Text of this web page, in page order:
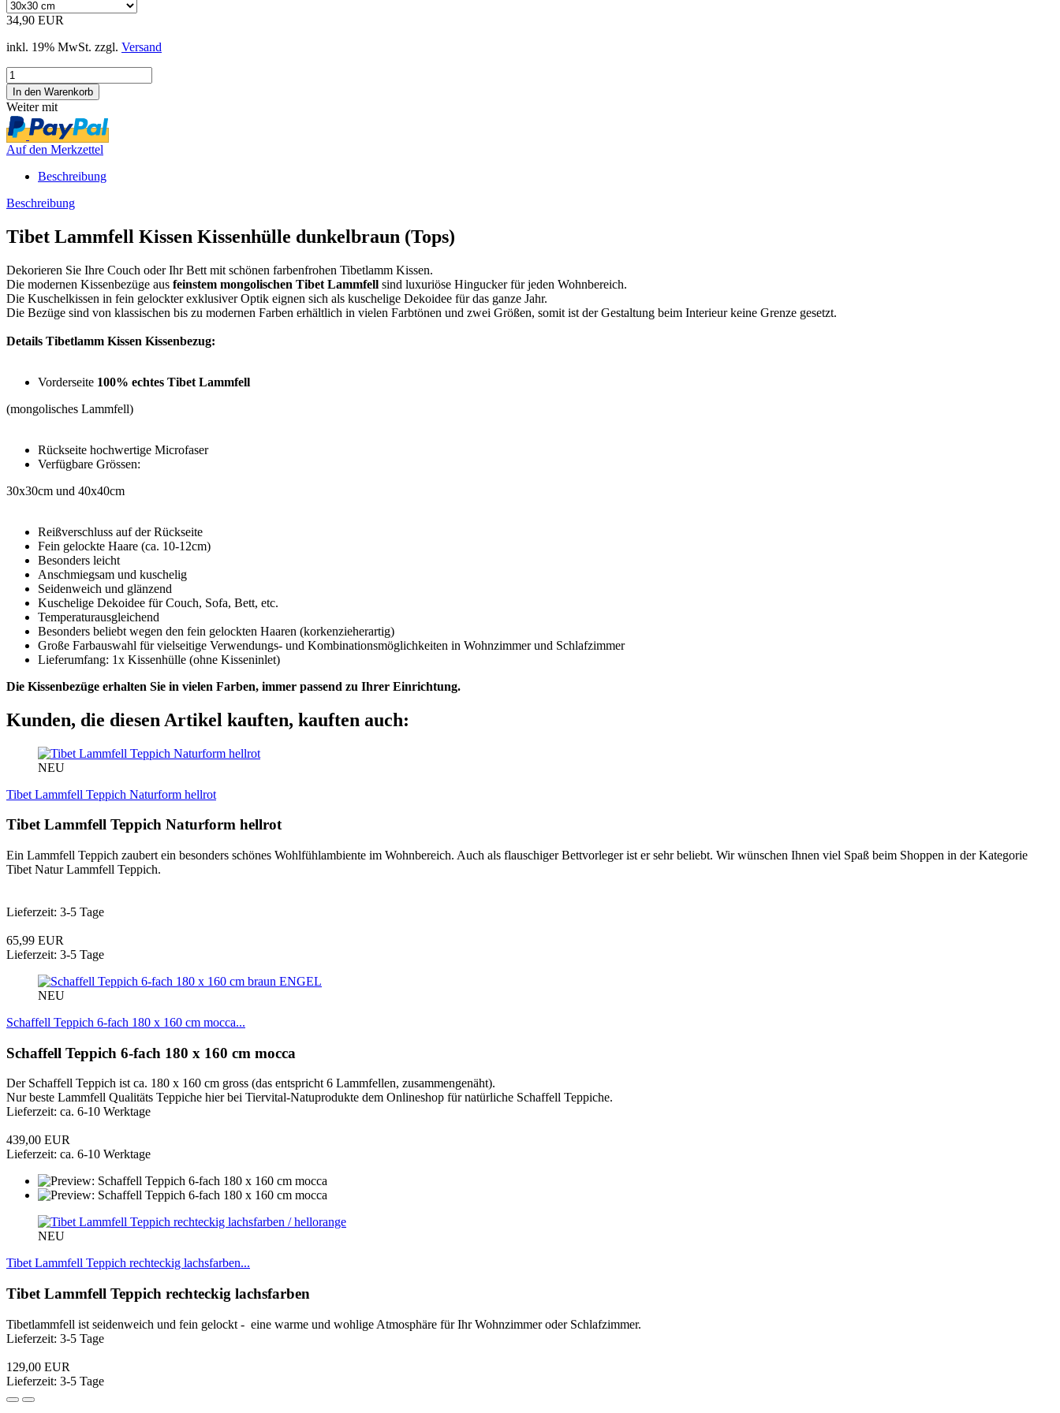
34,90 EUR
inkl. 19% MwSt. zzgl. Versand
Weiter mit
Auf den Merkzettel
Beschreibung
Beschreibung
Tibet Lammfell Kissen Kissenhülle dunkelbraun (Tops)
Dekorieren Sie Ihre Couch oder Ihr Bett mit schönen farbenfrohen Tibetlamm Kissen.
Die modernen Kissenbezüge aus feinstem mongolischen Tibet Lammfell sind luxuriöse Hingucker für jeden Wohnbereich.
Die Kuschelkissen in fein gelockter exklusiver Optik eignen sich als kuschelige Dekoidee für das ganze Jahr.
Die Bezüge sind von klassischen bis zu modernen Farben erhältlich in vielen Farbtönen und zwei Größen, somit ist der Gestaltung beim Interieur keine Grenze gesetzt.
Details Tibetlamm Kissen Kissenbezug:
Vorderseite 100% echtes Tibet Lammfell
(mongolisches Lammfell)
Rückseite hochwertige Microfaser
Verfügbare Grössen:
30x30cm und 40x40cm
Reißverschluss auf der Rückseite
Fein gelockte Haare (ca. 10-12cm)
Besonders leicht
Anschmiegsam und kuschelig
Seidenweich und glänzend
Kuschelige Dekoidee für Couch, Sofa, Bett, etc.
Temperaturausgleichend
Besonders beliebt wegen den fein gelockten Haaren (korkenzieherartig)
Große Farbauswahl für vielseitige Verwendungs- und Kombinationsmöglichkeiten in Wohnzimmer und Schlafzimmer
Lieferumfang: 1x Kissenhülle (ohne Kisseninlet)
Die Kissenbezüge erhalten Sie in vielen Farben, immer passend zu Ihrer Einrichtung.
Kunden, die diesen Artikel kauften, kauften auch:
NEU
Tibet Lammfell Teppich Naturform hellrot
Tibet Lammfell Teppich Naturform hellrot
Ein Lammfell Teppich zaubert ein besonders schönes Wohlfühlambiente im Wohnbereich. Auch als flauschiger Bettvorleger ist er sehr beliebt. Wir wünschen Ihnen viel Spaß beim Shoppen in der Kategorie
Tibet Natur Lammfell Teppich.
Lieferzeit: 3-5 Tage
65,99 EUR
Lieferzeit: 3-5 Tage
ENGEL
NEU
Schaffell Teppich 6-fach 180 x 160 cm mocca...
Schaffell Teppich 6-fach 180 x 160 cm mocca
Der Schaffell Teppich ist ca. 180 x 160 cm gross (das entspricht 6 Lammfellen, zusammengenäht).
Nur beste Lammfell Qualitäts Teppiche hier bei Tiervital-Natuprodukte dem Onlineshop für natürliche Schaffell Teppiche.
Lieferzeit: ca. 6-10 Werktage
439,00 EUR
Lieferzeit: ca. 6-10 Werktage
NEU
Tibet Lammfell Teppich rechteckig lachsfarben...
Tibet Lammfell Teppich rechteckig lachsfarben
Tibetlammfell ist seidenweich und fein gelockt - eine warme und wohlige Atmosphäre für Ihr Wohnzimmer oder Schlafzimmer.
Lieferzeit: 3-5 Tage
129,00 EUR
Lieferzeit: 3-5 Tage